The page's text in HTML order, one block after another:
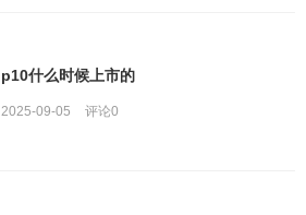
p10什么时候上市的
2025-09-05 评论0